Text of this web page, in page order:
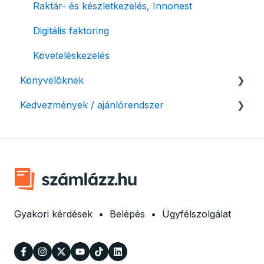
Adózási támogatás egyéni vállalkozásoknak
Raktár- és készletkezelés, Innonest
Digitális faktoring
Követeléskezelés
Könyvelőknek
Listák / adatexport
Könyvelői hozzáférés
Kedvezmények / ajánlórendszer
Ingyenes csomag alapítványoknak
Gyakori kérdések • Belépés • Ügyfélszolgálat